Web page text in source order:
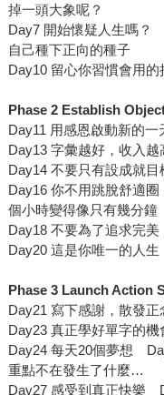
掉一頭大象呢？
Day7 開始懷疑人生嗎
自己種下正向的種子
Day10 留心你習慣會用的
Phase 2 Establish
Day11 用感恩啟動新的
Day13 字彙越好，收入越
Day14 不要只有設成就
Day16 你不用跳脫舒適
個小時變得像只有幾分鐘
Day18 不要為了追求完
Day20 這是你唯一的人生
Phase 3 Launch Action
Day21 寫下感謝，散發
Day23 真正學好單字的機
Day24 每天20個夢想
重點不在發生了什麼…
Day27 感受到真正快樂